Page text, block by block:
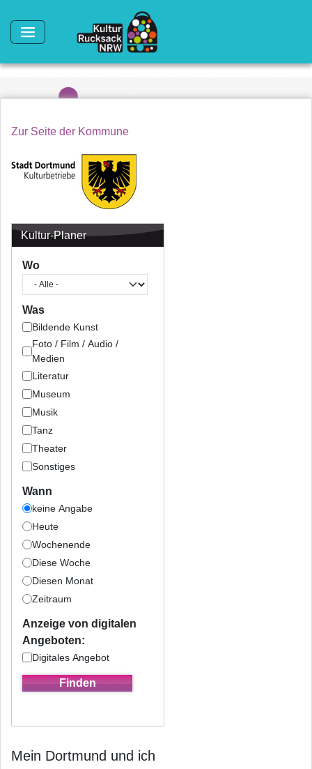
Zur Seite der Kommune
Kultur-Planer
Wo
Was
Bildende Kunst
Foto / Film / Audio /
Medien
Literatur
Museum
Musik
Tanz
Theater
Sonstiges
Wann
keine Angabe
Heute
Wochenende
Diese Woche
Diesen Monat
Zeitraum
Anzeige von digitalen
Angeboten:
Digitales Angebot
Mein Dortmund und ich